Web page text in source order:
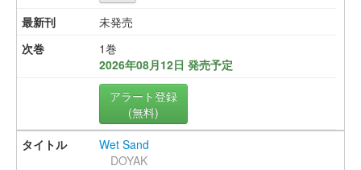
未発売
1巻
2026年08月12日 発売予定
アラート登録
(無料)
Wet Sand
DOYAK